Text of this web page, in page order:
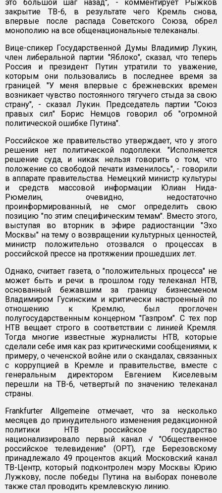
это большой шаг назад", - комментирует Рыжков
закрытие TВ-6, в результате чего Кремль снова,
впервые после распада Советского Союза, обрел
монополию на все общенациональные телеканалы.
Вице-спикер Государственной Думы Владимир Лукин,
член либеральной партии "Яблоко", сказал, что теперь
Россия и президент Путин утратили то уважение,
которым они пользовались в последнее время за
границей. "У меня впервые с брежневских времен
возникает чувство постоянного тягучего стыда за свою
страну", - сказал Лукин. Председатель партии "Союз
правых сил" Борис Немцов говорил об "огромной
политической ошибке Путина".
Российское же правительство утверждает, что у этого
решения нет политической подоплеки. "Исполняется
решение суда, и никак нельзя говорить о том, что
положение со свободой печати изменилось", - говорили
в аппарате правительства. Немецкий министр культуры
и средств массовой информации Юлиан Нида-
Рюмелин, очевидно, недостаточно
проинформированный, не смог определить свою
позицию "по этим специфическим темам". Вместо этого,
выступая во вторник в эфире радиостанции "Эхо
Москвы" на тему о возвращении культурных ценностей,
министр положительно отозвался о процессах в
российской прессе на протяжении прошедших лет.
Однако, считает газета, о "положительных процесса" не
может быть и речи: в прошлом году телеканал НТВ,
основанный бежавшим за границу бизнесменом
Владимиром Гусинским и критически настроенный по
отношению к Кремлю, был проглочен
полугосударственным концерном "Газпром". С тех пор
НТВ вещает строго в соответствии с линией Кремля.
Тогда многие известные журналисты НТВ, которые
сделали себе имя как раз критическими сообщениями, к
примеру, о чеченской войне или о скандалах, связанных
с коррупцией в Кремле и правительстве, вместе с
генеральным директором Евгением Киселевым
перешли на TВ-6, четвертый по значению телеканал
страны.
Frankfurter Allgemeine отмечает, что за несколько
месяцев до принудительного изменения редакционной
политики НТВ российское государство
национализировало первый канал √ "Общественное
российское телевидение" (ОРТ), где Березовскому
принадлежало 49 процентов акций. Московский канал
ТВ-Центр, который подконтролен мэру Москвы Юрию
Лужкову, после победы Путина на выборах поневоле
также стал проводить кремлевскую линию.